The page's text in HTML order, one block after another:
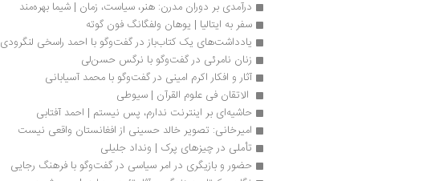
درآمدی بر دوران مدرن: هنر، سیاست، زمان | شیما بهره‌مند
سفر به ایتالیا | یوهان ولفگانگ فون گوته
یادداشت‌های یک کتاب‌باز در گفت‏‌وگو با احمد راسخی لنگرودی
زنان نامرئی در گفت‌وگو با نرگس حسن‌لی
آثار و افکار اکرم امینی در گفت‌وگو با محمد آسیابانی
الاتقان فی ‌علوم القرآن | سیوطی
حاشیه‌ای بر اینترنت ندارم، پس نیستم | احمد آفتابی
امیرخانی: تصویر خالد حسینی از افغانستان واقعی نیست
تأملی در چیزهای پرک | ونداد جلیلی
حضور و بازیگری در امر سیاسی در گفت‌وگو با فرهنگ رجایی